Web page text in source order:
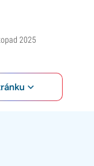
2025